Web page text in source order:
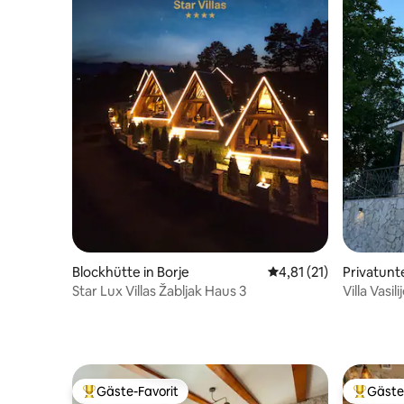
Blockhütte in Borje Durchschnittliche
4,81 (21)
Star Lux Villas Žabljak Haus 3
Villa
Beliebter Gäste-Favorit.
Gäste-Favorit